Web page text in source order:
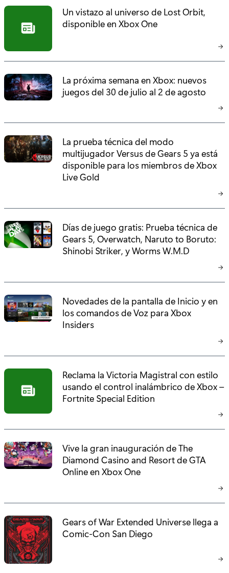
Un vistazo al universo de Lost Orbit,
disponible en Xbox One
La próxima semana en Xbox: nuevos
juegos del 30 de julio al 2 de agosto
La prueba técnica del modo
multijugador Versus de Gears 5 ya está
disponible para los miembros de Xbox
Live Gold
Días de juego gratis: Prueba técnica de
Gears 5, Overwatch, Naruto to Boruto:
Shinobi Striker, y Worms W.M.D
Novedades de la pantalla de Inicio y en
los comandos de Voz para Xbox
Insiders
Reclama la Victoria Magistral con estilo
usando el control inalámbrico de Xbox –
Fortnite Special Edition
Vive la gran inauguración de The
Diamond Casino and Resort de GTA
Online en Xbox One
Gears of War Extended Universe llega a
Comic-Con San Diego